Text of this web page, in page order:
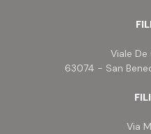
Viale De
63074 - San
Via